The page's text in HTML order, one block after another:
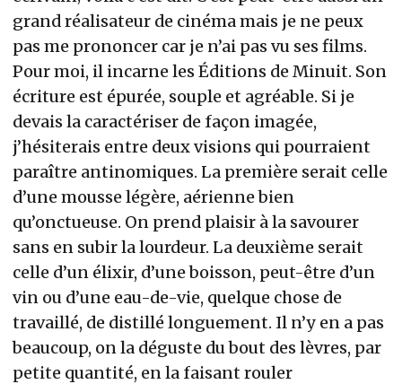
grand réalisateur de cinéma mais je ne peux
pas me prononcer car je n’ai pas vu ses films.
Pour moi, il incarne les Éditions de Minuit. Son
écriture est épurée, souple et agréable. Si je
devais la caractériser de façon imagée,
j’hésiterais entre deux visions qui pourraient
paraître antinomiques. La première serait celle
d’une mousse légère, aérienne bien
qu’onctueuse. On prend plaisir à la savourer
sans en subir la lourdeur. La deuxième serait
celle d’un élixir, d’une boisson, peut-être d’un
vin ou d’une eau-de-vie, quelque chose de
travaillé, de distillé longuement. Il n’y en a pas
beaucoup, on la déguste du bout des lèvres, par
petite quantité, en la faisant rouler